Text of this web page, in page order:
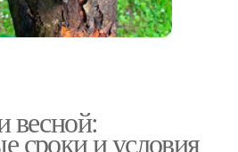
весной:
сроки и условия